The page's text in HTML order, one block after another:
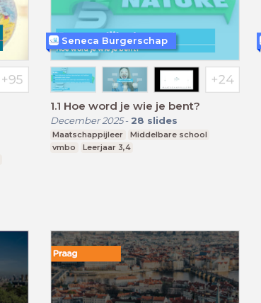
1.1 Hoe word je wie je bent?
December 2025- 28 slides
Maatschappijleer
Middelbare school
vmbo
Leerjaar 3,4
Seneca Burgerschap